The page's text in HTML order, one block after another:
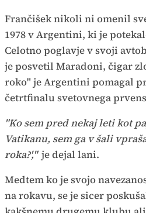
Frančišek nikoli ni omenil
1978 v Argentini, ki je
Celotno poglavje v svoji
je posvetil Maradoni, čigar
roko" je Argentini pomagal
četrtfinalu svetovnega
"Ko sem pred nekaj leti kot
Vatikanu, sem ga v šali
roka?'," je dejal lani.
Medtem ko je svojo
na rokavu, se je sicer